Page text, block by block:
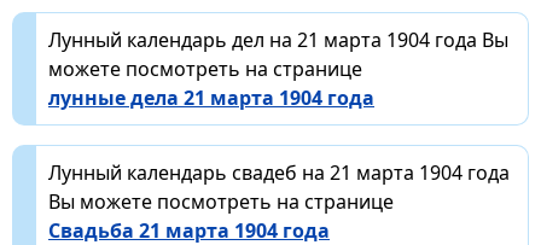
Лунный календарь дел на 21 марта 1904 года Вы
можете посмотреть на странице
лунные дела 21 марта 1904 года
Лунный календарь свадеб на 21 марта 1904 года
Вы можете посмотреть на странице
Свадьба 21 марта 1904 года